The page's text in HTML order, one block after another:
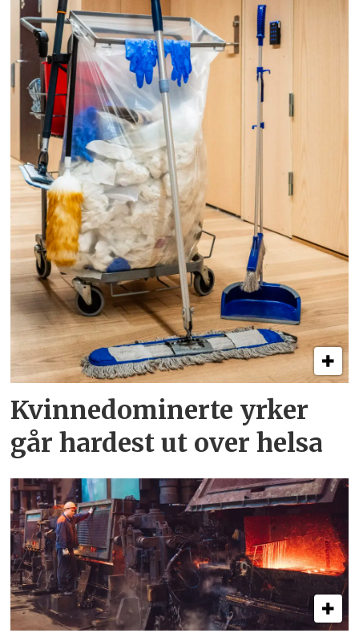
Kvinnedominerte yrker
går hardest ut over helsa